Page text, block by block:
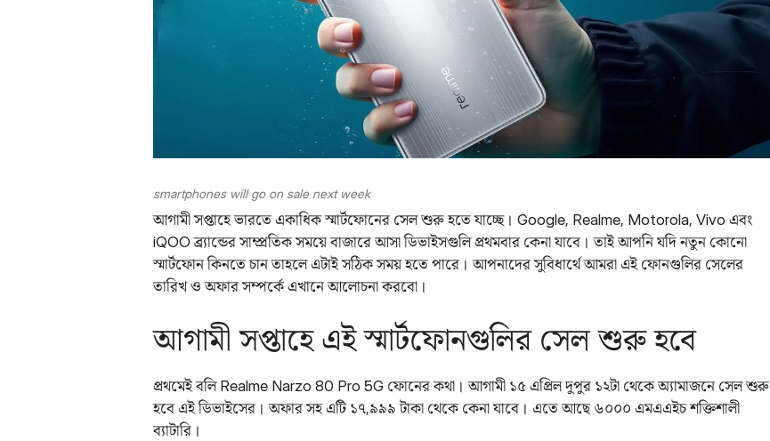
smartphones will go on sale next week
আগামী সপ্তাহে ভারতে একাধিক স্মার্টফোনের সেল শুরু হতে যাচ্ছে। Google, Realme, Motorola, Vivo এবং
iQOO ব্র্যান্ডের সাম্প্রতিক সময়ে বাজারে আসা ডিভাইসগুলি প্রথমবার কেনা যাবে। তাই আপনি যদি নতুন কোনো
স্মার্টফোন কিনতে চান তাহলে এটাই সঠিক সময় হতে পারে। আপনাদের সুবিধার্থে আমরা এই ফোনগুলির সেলের
তারিখ ও অফার সম্পর্কে এখানে আলোচনা করবো।
আগামী সপ্তাহে এই স্মার্টফোনগুলির সেল শুরু হবে
প্রথমেই বলি Realme Narzo 80 Pro 5G ফোনের কথা। আগামী ১৫ এপ্রিল দুপুর ১২টা থেকে অ্যামাজনে সেল শুরু
হবে এই ডিভাইসের। অফার সহ এটি ১৭,৯৯৯ টাকা থেকে কেনা যাবে। এতে আছে ৬০০০ এমএএইচ শক্তিশালী
ব্যাটারি।